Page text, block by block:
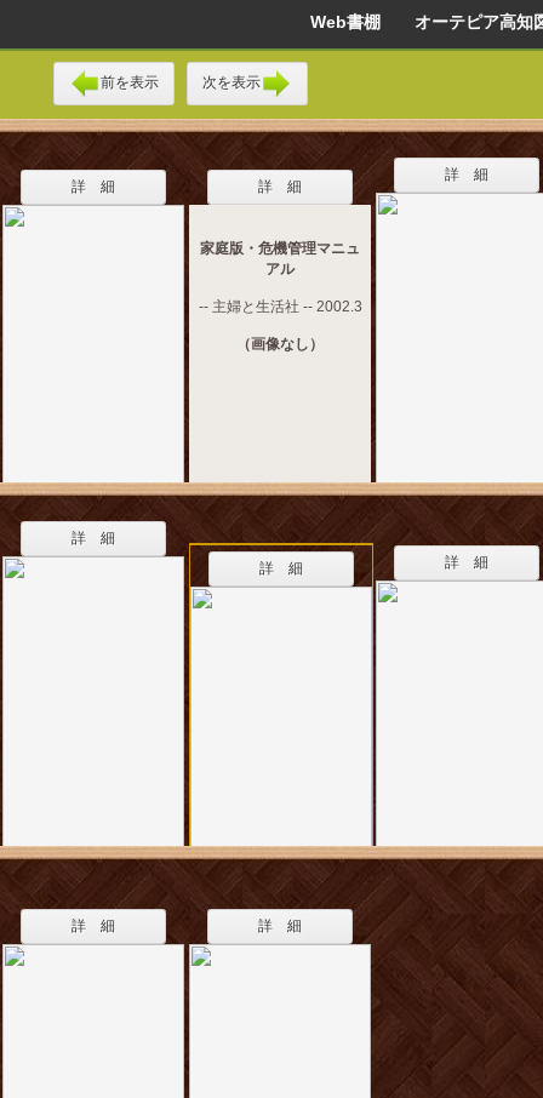
Web書棚 オーテピア高知
前を表示 次を表示
詳 細 詳 細
家庭版・危機管理マニュ
アル
-- 主婦と生活社 -- 2002.3
（画像なし）
詳 細
詳 細
詳 細
詳 細
詳 細 詳 細